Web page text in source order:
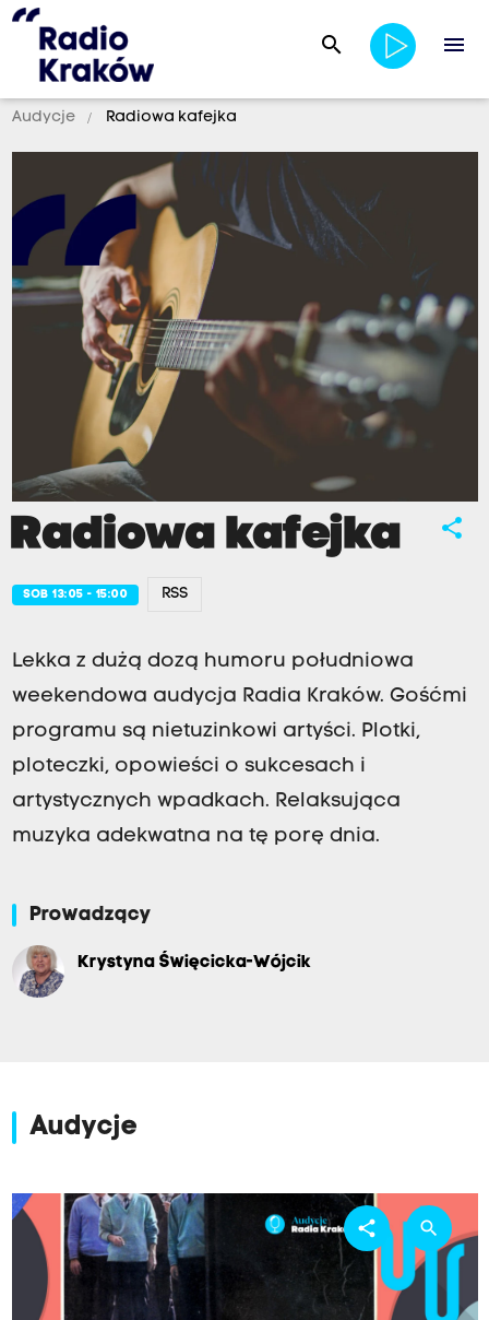
search menu
Audycje Radiowa kafejka
share
Radiowa kafejka
SOB 13:05 - 15:00 RSS
Lekka z dużą dozą humoru południowa
weekendowa audycja Radia Kraków. Gośćmi
programu są nietuzinkowi artyści. Plotki,
ploteczki, opowieści o sukcesach i
artystycznych wpadkach. Relaksująca
muzyka adekwatna na tę porę dnia.
Prowadzący
Krystyna Święcicka-Wójcik
Audycje
share search